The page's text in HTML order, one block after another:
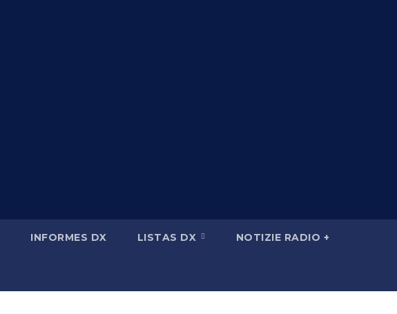
INFORMES DX LISTAS DX NOTIZIE RADIO +